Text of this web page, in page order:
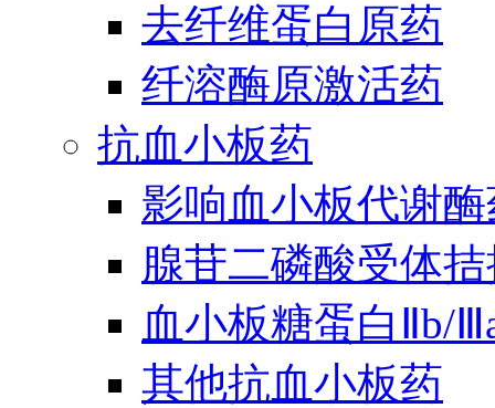
去纤维蛋白原药
纤溶酶原激活药
抗血小板药
影响血小板代谢
腺苷二磷酸受体
血小板糖蛋白Ⅱb/
其他抗血小板药